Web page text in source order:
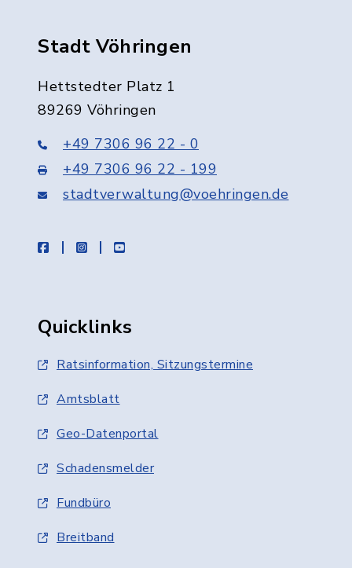
Stadt Vöhringen
Hettstedter Platz 1
89269 Vöhringen
+49 7306 96 22 - 0
+49 7306 96 22 - 199
stadtverwaltung@voehringen.de
facebookinstagramyoutube
Quicklinks
Ratsinformation, Sitzungstermine
Amtsblatt
Geo-Datenportal
Schadensmelder
Fundbüro
Breitband